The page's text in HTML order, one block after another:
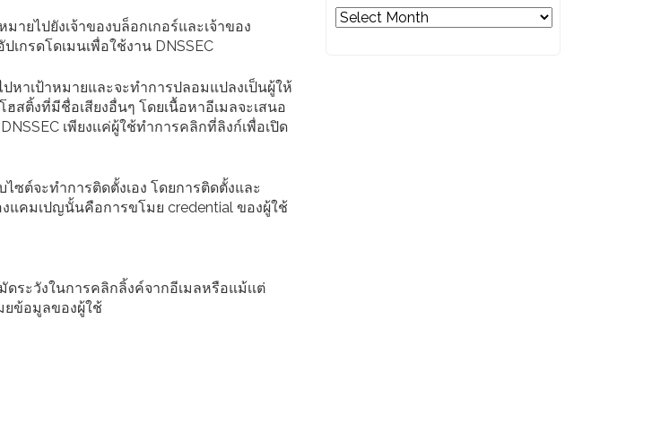
ยไปยังเจ้าของบล็อกเกอร์และเจ้าของ
กรดโดเมนเพื่อใช้งาน DNSSEC
หาเป้าหมายและจะทำการปลอมแปลงเป็นผู้ให้
สติ้งที่มีชื่อเสียงอื่นๆ โดยเนื้อหาอีเมลจะเสนอ
เพียงเเค่ผู้ใช้ทำการคลิกที่ลิงก์เพื่อเปิด
ซต์จะทำการติดตั้งเอง โดยการติดตั้งและ
แคมเปญนั้นคือการขโมย credential ของผู้ใช้
ระวังในการคลิกลิ้งค์จากอีเมลหรือแม้เเต่
ยข้อมูลของผู้ใช้
Archives